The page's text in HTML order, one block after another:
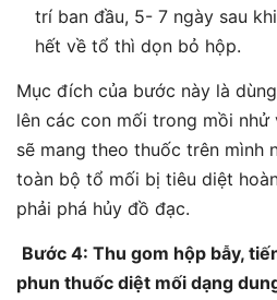
trí ban đầu, 5- 7 ngày sau
hết về tổ thì dọn bỏ hộp.
Mục đích của bước này là
lên các con mối trong mồi nhử
sẽ mang theo thuốc trên mình
toàn bộ tổ mối bị tiêu diệt
phải phá hủy đồ đạc.
Bước 4: Thu gom hộp bẫy,
phun thuốc diệt mối dạng